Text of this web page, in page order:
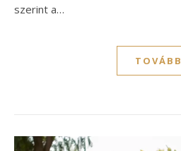
szerint a…
TOVÁBB